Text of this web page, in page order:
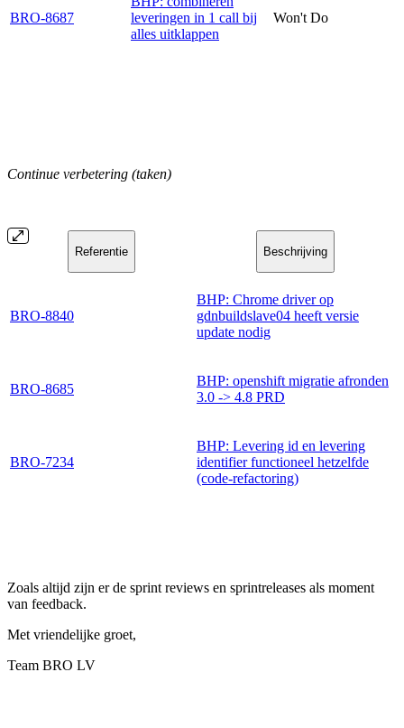
BRO-8687
leveringen in 1 call bij
alles uitklappen
Won't Do
Continue verbetering (taken)
Referentie Beschrijving
BRO-8840
BHP: Chrome driver op
gdnbuildslave04 heeft versie
update nodig
BRO-8685
BHP: openshift migratie afronden
3.0 -> 4.8 PRD
BRO-7234
BHP: Levering id en levering
identifier functioneel hetzelfde
(code-refactoring)
Zoals altijd zijn er de sprint reviews en sprintreleases als moment
van feedback.
Met vriendelijke groet,
Team BRO LV